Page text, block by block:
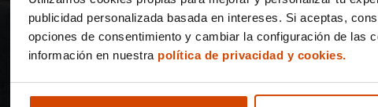
publicidad personalizada basada en intereses. Si aceptas,
opciones de consentimiento y cambiar la configuración de las
información en nuestra política de privacidad y cookies.